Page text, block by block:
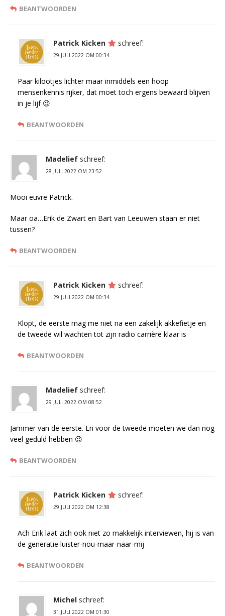
BEANTWOORDEN
Patrick Kicken schreef:
29 JULI 2022 OM 00:34
Paar kilootjes lichter maar inmiddels een hoop
mensenkennis rijker, dat moet toch ergens bewaard blijven
in je lijf 😉
BEANTWOORDEN
Madelief schreef:
28 JULI 2022 OM 23:52
Mooi euvre Patrick.
Maar oa…Erik de Zwart en Bart van Leeuwen staan er niet
tussen?
BEANTWOORDEN
Patrick Kicken schreef:
29 JULI 2022 OM 00:34
Klopt, de eerste mag me niet na een zakelijk akkefietje en
de tweede wil wachten tot zijn radio carrière klaar is
BEANTWOORDEN
Madelief schreef:
29 JULI 2022 OM 08:52
Jammer van de eerste. En voor de tweede moeten we dan nog
veel geduld hebben 😉
BEANTWOORDEN
Patrick Kicken schreef:
29 JULI 2022 OM 12:38
Ach Erik laat zich ook niet zo makkelijk interviewen, hij is van
de generatie luister-nou-maar-naar-mij
BEANTWOORDEN
Michel schreef:
31 JULI 2022 OM 01:30